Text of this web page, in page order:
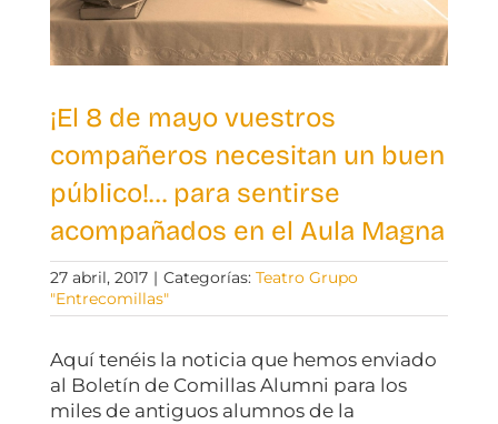
¡El 8 de mayo vuestros
compañeros necesitan un buen
público!… para sentirse
acompañados en el Aula Magna
27 abril, 2017 | Categorías: Teatro Grupo
"Entrecomillas"
Aquí tenéis la noticia que hemos enviado
al Boletín de Comillas Alumni para los
miles de antiguos alumnos de la